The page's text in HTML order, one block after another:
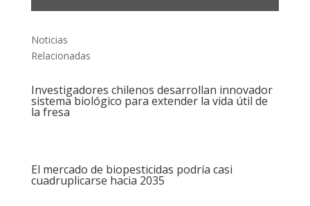
Noticias
Relacionadas
Investigadores chilenos desarrollan innovador
sistema biológico para extender la vida útil de
la fresa
El mercado de biopesticidas podría casi
cuadruplicarse hacia 2035